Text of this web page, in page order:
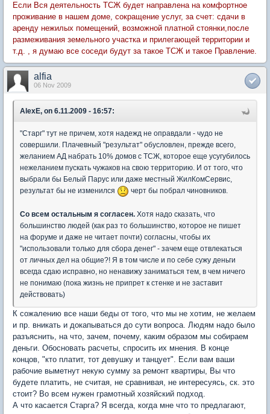
Если Вся деятельность ТСЖ будет направлена на комфортное
проживание в нашем доме, сокращение услуг, за счет: сдачи в
аренду нежилых помещений, возможной платной стоянки,после
размеживания земельного участка и прилегающей территории и
т.д. , я думаю все соседи будут за такое ТСЖ и такое Правление.
alfia
06 Nov 2009
AlexE, on 6.11.2009 - 16:57:
"Старг" тут не причем, хотя надежд не оправдали - чудо не
совершили. Плачевный "результат" обусловлен, прежде всего,
желанием АД набрать 10% домов с ТСЖ, которое еще усугубилось
нежеланием пускать чужаков на свою территорию. И от того, что
выбрали бы Белый Парус или даже местный ЖилКомСервис,
результат бы не изменился
черт бы побрал чиновников.
Со всем остальным я согласен. Хотя надо сказать, что
большинство людей (как раз то большинство, которое не пишет
на форуме и даже не читает почти) согласны, чтобы их
"использовали только для сбора денег" - зачем еще отвлекаться
от личных дел на общие?! Я в том числе и по себе сужу деньги
всегда сдаю исправно, но ненавижу заниматься тем, в чем ничего
не понимаю (пока жизнь не припрет к стенке и не заставит
действовать)
К сожалению все наши беды от того, что мы не хотим, не желаем
и пр. вникать и докапываться до сути вопроса. Людям надо было
разъяснить, на что, зачем, почему, каким образом мы собираем
деньги. Обосновать расчеты, спросить их мнения. В конце
концов, "кто платит, тот девушку и танцует". Если вам ваши
рабочие выметнут некую сумму за ремонт квартиры, Вы что
будете платить, не считая, не сравнивая, не интересуясь, ск. это
стоит? Во всем нужен грамотный хозяйский подход.
А что касается Старга? Я всегда, когда мне что то предлагают,